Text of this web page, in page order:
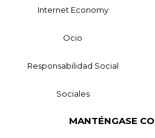
Internet Economy
Ocio
Responsabilidad Social
Sociales
MANTÉNGASE